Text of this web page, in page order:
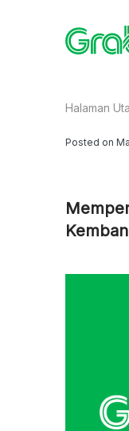
Halaman
Posted on